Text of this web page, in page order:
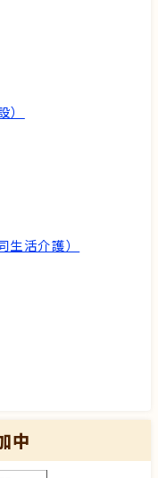
活介護）
中